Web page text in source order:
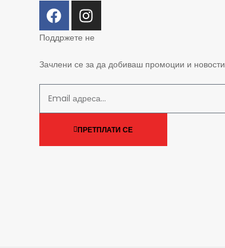
Поддржете не
Зачлени се за да добиваш промоции и новости
ПРЕТПЛАТИ СЕ